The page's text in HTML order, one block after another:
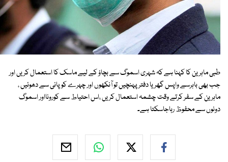
طبی ماہرین کا کہنا ہے کہ شہری اسموگ سے بچاؤ کے لیے ماسک کا استعمال کریں اور
جب بھی باہرسے واپس گھر یا دفتر پہنچیں تو آنکھوں اور چہرے کو پانی سے دھوئیں ،
ماہرین کے سفر کرتے وقت چشمہ استعمال کریں ،اس احتیاط سے کورونااور اسموگ
دونوں سے محفوظ رہاجاسکتا ہے۔